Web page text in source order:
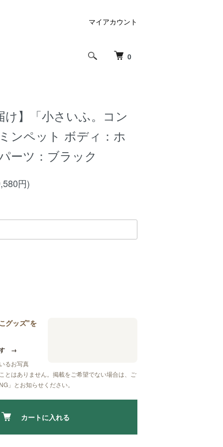
0
マイアカウント
け】「小さいふ。コン
ンペット ボディ：ホ
ーツ：ブラック
円)
グッズ"を
→
るお写真
とはありません。掲載をご希望でない場合は、ご
」 とお知らせください。
カートに入れる